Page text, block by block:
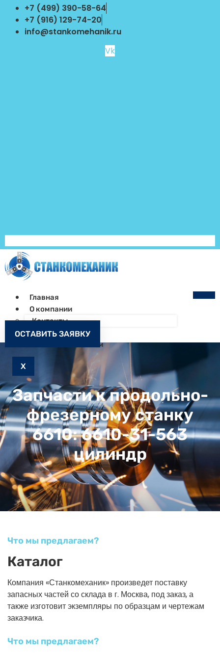
Перейти
содержимому
+7 (499) 390-58-64
+7 (916) 129-74-20
info@stankomehanik.ru
Vk
Главная
О компании
Контакты
Как заказать
Запчасти к станкам
X
ОСТАВИТЬ ЗАЯВКУ
Запчасти к продольно-
фрезерному станку
6610: 6610-31-563
цилиндр
Что мы предлагаем?
Каталог
Компания «Станкомеханик» произведет поставку
запасных частей со склада в г. Москва, под заказ, а
также изготовит экземпляры по образцам и чертежам
заказчика.
Что мы предлагаем?